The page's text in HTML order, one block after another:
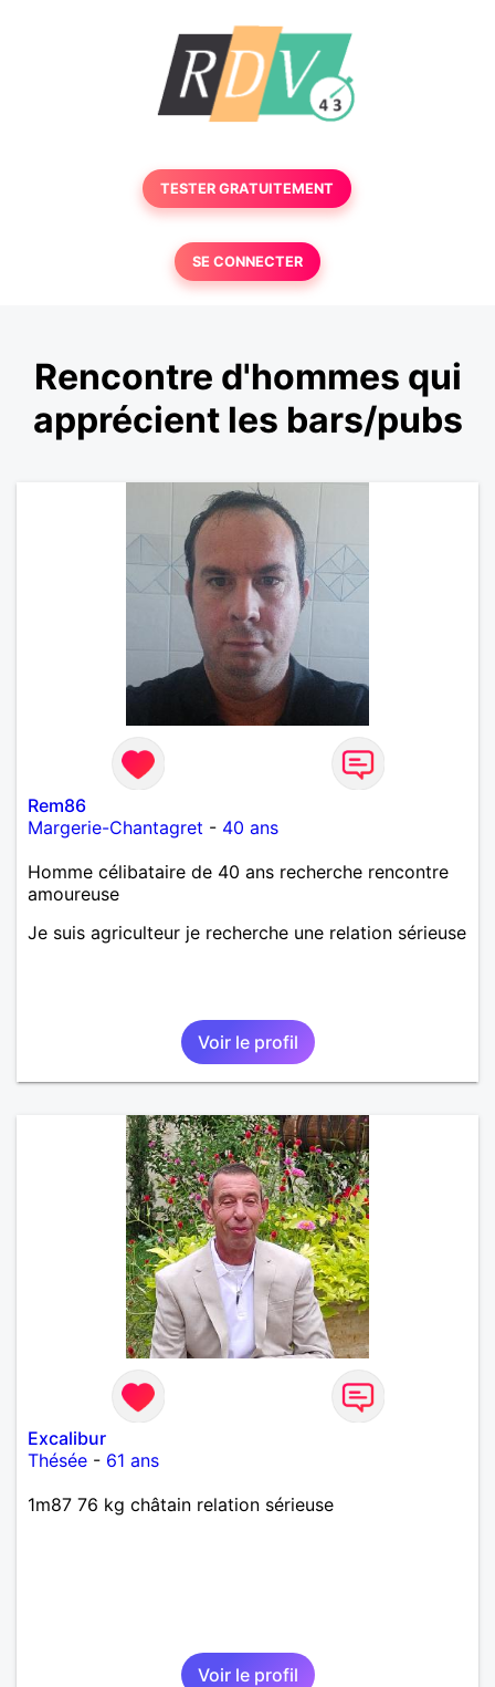
TESTER GRATUITEMENT
SE CONNECTER
Rencontre d'hommes qui
apprécient les bars/pubs
Rem86
Margerie-Chantagret - 40 ans
Homme célibataire de 40 ans recherche rencontre
amoureuse
Je suis agriculteur je recherche une relation sérieuse
Voir le profil
Excalibur
Thésée - 61 ans
1m87 76 kg châtain relation sérieuse
Voir le profil